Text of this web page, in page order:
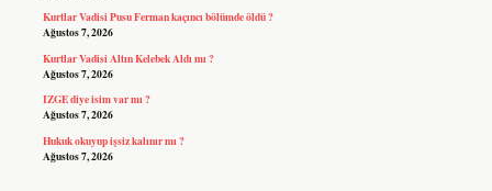
Kurtlar Vadisi Pusu Ferman kaçıncı bölümde öldü ?
Ağustos 7, 2026
Kurtlar Vadisi Altın Kelebek Aldı mı ?
Ağustos 7, 2026
IZGE diye isim var mı ?
Ağustos 7, 2026
Hukuk okuyup işsiz kalınır mı ?
Ağustos 7, 2026